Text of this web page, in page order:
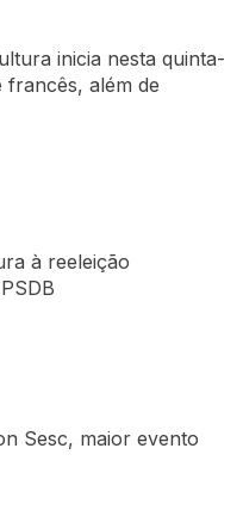
inicia nesta quinta-
francês, além de
à reeleição
Sesc, maior evento